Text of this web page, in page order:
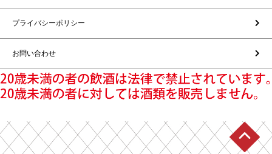
プライバシーポリシー
お問い合わせ